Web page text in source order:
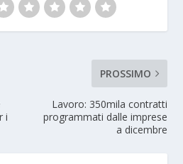
i
PROSSIMO
Lavoro: 350mila contratti
programmati dalle imprese
a dicembre